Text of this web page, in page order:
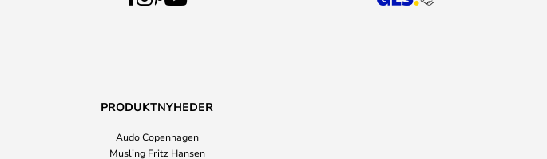
PRODUKTNYHEDER
Audo Copenhagen
Musling Fritz Hansen